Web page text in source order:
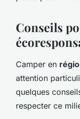
Conseils
Camper en
attention
quelques
respecter ce